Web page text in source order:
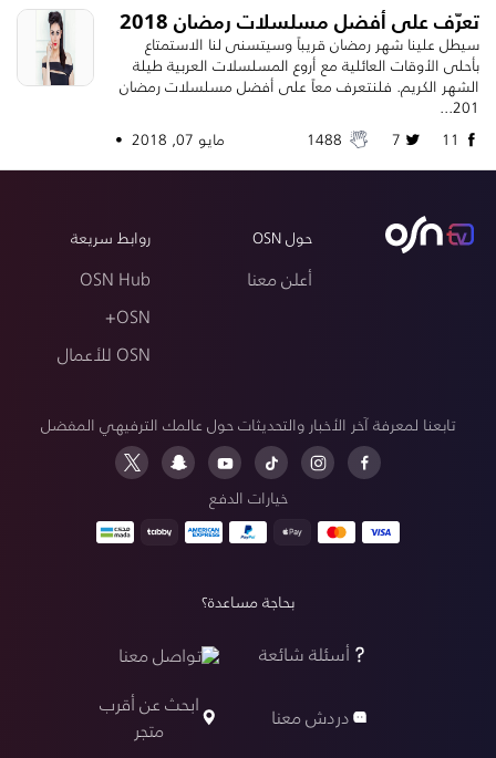
تعرّف على أفضل مسلسلات رمضان 2018
سيطل علينا شهر رمضان قريباً وسيتسنى لنا الاستمتاع
بأحلى الأوقات العائلية مع أروع المسلسلات العربية طيلة
الشهر الكريم. فلنتعرف معاً على أفضل مسلسلات رمضان
201...
مايو 07, 2018 •
حول OSN
أعلن معنا
روابط سريعة
OSN Hub
OSN+
OSN للأعمال
تابعنا لمعرفة آخر الأخبار والتحديثات حول عالمك الترفيهي المفضل
خيارات الدفع
بحاجة مساعدة؟
أسئلة شائعة
تواصل معنا
دردش معنا
ابحث عن أقرب
متجر